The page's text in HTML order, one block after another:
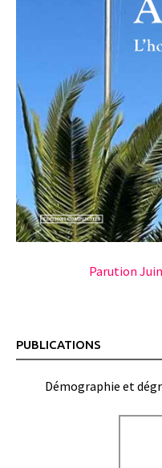
Parution
PUBLICATIONS
Démographie et